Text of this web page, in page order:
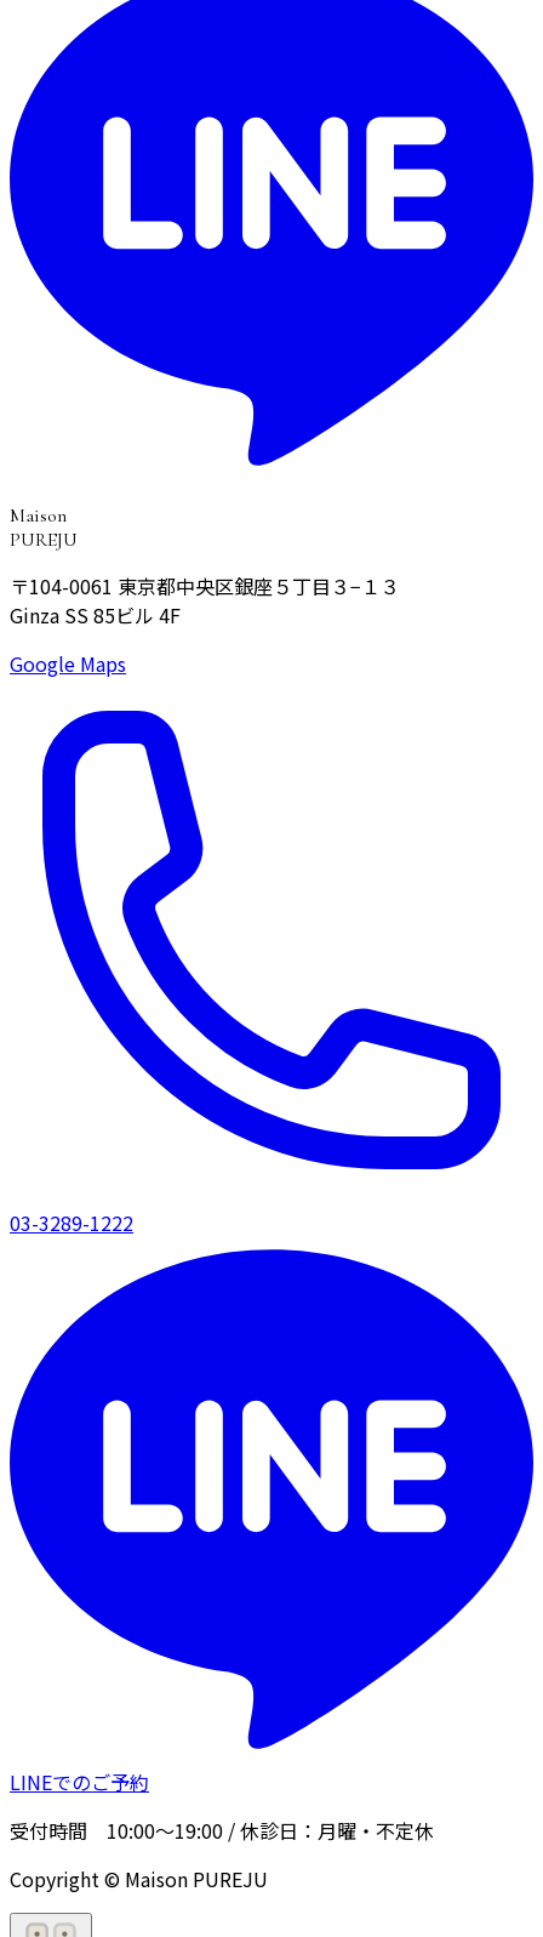
Maison
PUREJU
〒104-0061 東京都中央区銀座５丁目３−１３
Ginza SS 85ビル 4F
Google Maps
03-3289-1222
LINEでのご予約
受付時間 10:00〜19:00 / 休診日： 月曜・不定休
Copyright © Maison PUREJU